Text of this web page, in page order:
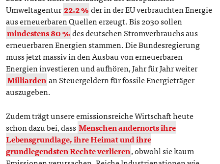
Umweltagentur22.2 %der in der EU verbrauchten Energie
aus erneuerbaren Quellen erzeugt. Bis 2030 sollen
mindestens 80 %des deutschen Stromverbrauchs aus
erneuerbaren Energien stammen. Die Bundesregierung
muss jetzt massiv in den Ausbau von erneuerbaren
Energien investieren und aufhören, Jahr für Jahr weiter
Milliardenan Steuergeldern für fossile Energieträger
auszugeben.
Zudem trägt unsere emissionsreiche Wirtschaft heute
schon dazu bei, dass Menschen andernorts ihre
Lebensgrundlage, ihre Heimat und ihre
grundlegendsten Rechte verlieren, obwohl sie kaum